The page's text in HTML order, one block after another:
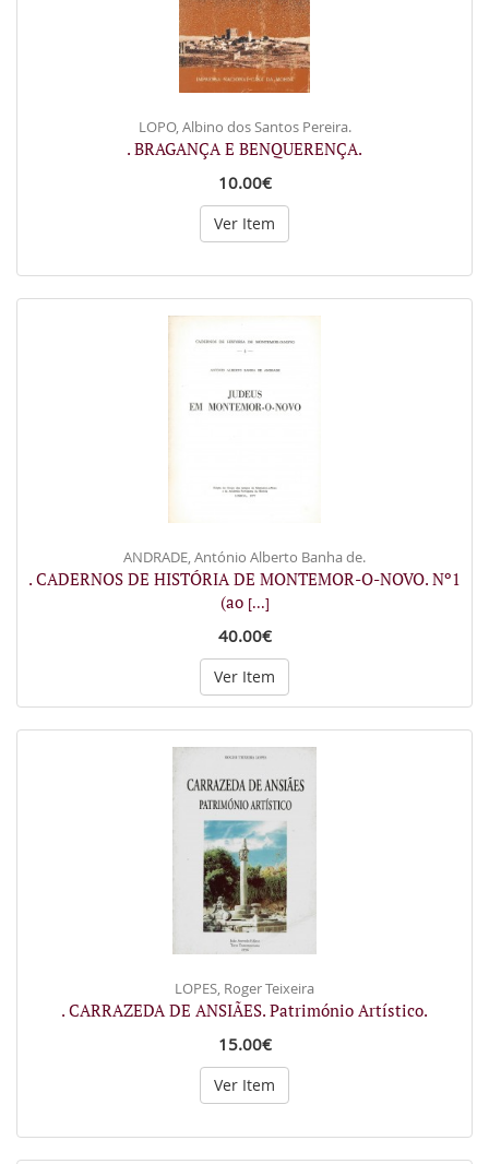
LOPO, Albino dos Santos Pereira.
. BRAGANÇA E BENQUERENÇA.
10.00€
Ver Item
ANDRADE, António Alberto Banha de.
. CADERNOS DE HISTÓRIA DE MONTEMOR-O-NOVO. Nº1
(ao [...]
40.00€
Ver Item
LOPES, Roger Teixeira
. CARRAZEDA DE ANSIÃES. Património Artístico.
15.00€
Ver Item